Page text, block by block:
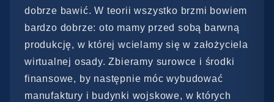
dobrze bawić. W teorii wszystko brzmi bowiem
bardzo dobrze: oto mamy przed sobą barwną
produkcję, w której wcielamy się w założyciela
wirtualnej osady. Zbieramy surowce i środki
finansowe, by następnie móc wybudować
manufaktury i budynki wojskowe, w których